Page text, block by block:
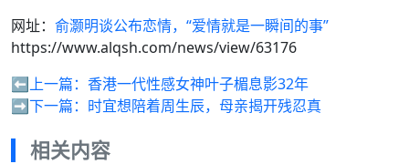
网址： 俞灏明谈公布恋情，“爱情就是一瞬间的事”
https://www.alqsh.com/news/view/63176
⬅️上一篇： 香港一代性感女神叶子楣息影32年
➡️下一篇： 时宜想陪着周生辰，母亲揭开残忍真
相关内容